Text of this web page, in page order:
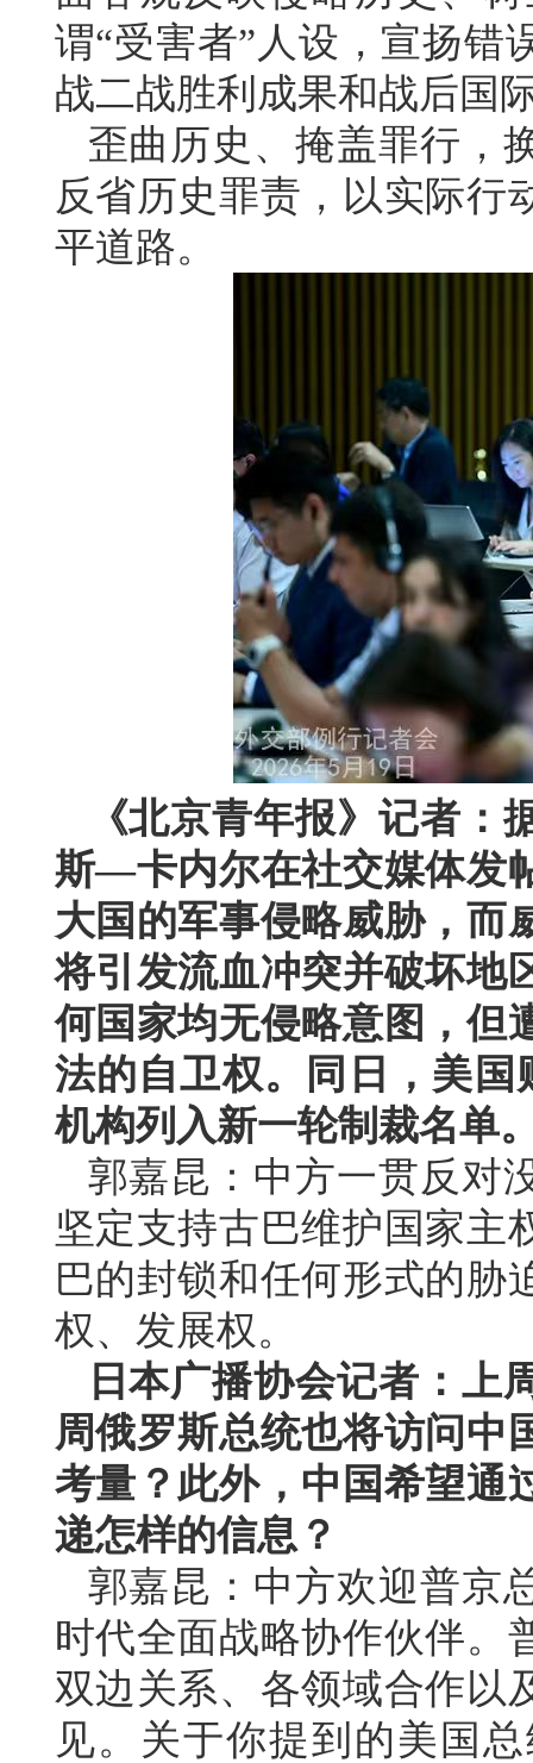
谓“受害者”人设，宣扬错
战二战胜利成果和战后国
歪曲历史、掩盖罪行，
反省历史罪责，以实际行
平道路。
《北京青年报》记者：
斯—卡内尔在社交媒体发
大国的军事侵略威胁，而
将引发流血冲突并破坏地
何国家均无侵略意图，但
法的自卫权。同日，美
机构列入新一轮制裁名单
郭嘉昆：中方一贯反对
坚定支持古巴维护国家主
巴的封锁和任何形式的胁
权、发展权。
日本广播协会记者：上
周俄罗斯总统也将访问中
考量？此外，中国希望通
递怎样的信息？
郭嘉昆：中方欢迎普京
时代全面战略协作伙伴。
双边关系、各领域合作以
见。关于你提到的美国